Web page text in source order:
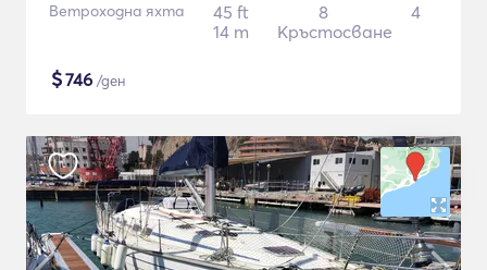
Ветроходна яхта
45 ft
14 m
8
Кръстосване
4
$746 /ден